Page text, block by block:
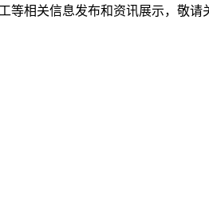
等相关信息发布和资讯展示，敬请